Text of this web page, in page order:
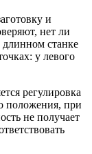
и
нет ли
длинном станке
у левого
регулировка
положения, при
не получает